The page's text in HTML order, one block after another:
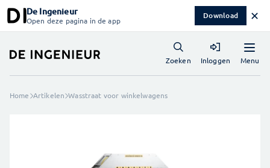
De Ingenieur
Open deze pagina in de app Download ✕
Menu
Zoeken Inloggen
Home Artikelen Wasstraat voor winkelwagens